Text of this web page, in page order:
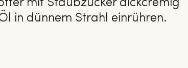
mit Staubzucker dickcremig
in dünnem Strahl einrühren.